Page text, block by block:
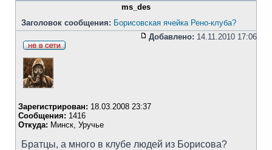
ms_des
Заголовок сообщения: Борисовская ячейка Рено-клуба?
Добавлено: 14.11.2010 17:06
Зарегистрирован: 18.03.2008 23:37
Сообщения: 1416
Откуда: Минск, Уручье
Братцы, а много в клубе людей из Борисова?